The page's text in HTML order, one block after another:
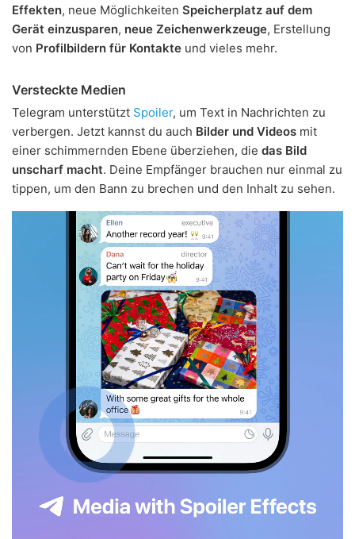
Effekten, neue Möglichkeiten Speicherplatz auf dem
Gerät einzusparen, neue Zeichenwerkzeuge, Erstellung
von Profilbildern für Kontakte und vieles mehr.
Versteckte Medien
Telegram unterstützt Spoiler, um Text in Nachrichten zu
verbergen. Jetzt kannst du auch Bilder und Videos mit
einer schimmernden Ebene überziehen, die das Bild
unscharf macht. Deine Empfänger brauchen nur einmal zu
tippen, um den Bann zu brechen und den Inhalt zu sehen.